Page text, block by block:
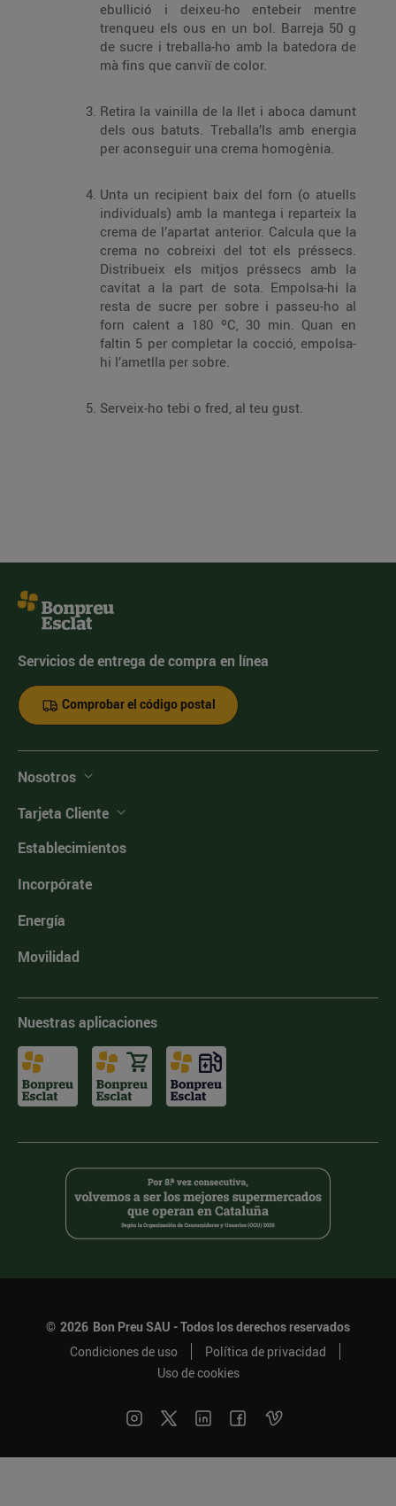
ebullició i deixeu-ho entebeir mentre
trenqueu els ous en un bol. Barreja 50 g
de sucre i treballa-ho amb la batedora de
mà fins que canviï de color.
Retira la vainilla de la llet i aboca damunt
dels ous batuts. Treballa’ls amb energia
per aconseguir una crema homogènia.
Unta un recipient baix del forn (o atuells
individuals) amb la mantega i reparteix la
crema de l’apartat anterior. Calcula que la
crema no cobreixi del tot els préssecs.
Distribueix els mitjos préssecs amb la
cavitat a la part de sota. Empolsa-hi la
resta de sucre per sobre i passeu-ho al
forn calent a 180 ºC, 30 min. Quan en
faltin 5 per completar la cocció, empolsa-
hi l’ametlla per sobre.
Serveix-ho tebi o fred, al teu gust.
Servicios de entrega de compra en línea
Comprobar el código postal
Nosotros
Tarjeta Cliente
Establecimientos
Incorpórate
Energía
Movilidad
Nuestras aplicaciones
© 2026 Bon Preu SAU - Todos los derechos reservados
Condiciones de uso
Política de privacidad
Uso de cookies